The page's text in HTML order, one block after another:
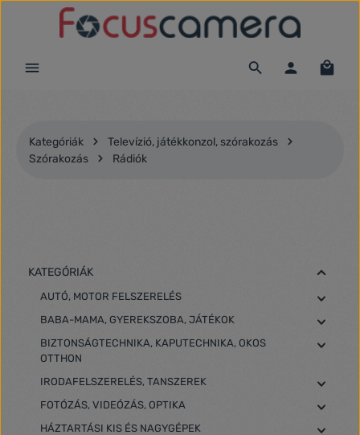
Ugrás a fő tartalomra
Kategóriák
Televízió, játékkonzol, szórakozás
Szórakozás
Rádiók
KATEGÓRIÁK
AUTÓ, MOTOR FELSZERELÉS
BABA-MAMA, GYEREKSZOBA, JÁTÉKOK
BIZTONSÁGTECHNIKA, KAPUTECHNIKA, OKOS
OTTHON
IRODAFELSZERELÉS, TANSZEREK
FOTÓZÁS, VIDEÓZÁS, OPTIKA
HÁZTARTÁSI KIS ÉS NAGYGÉPEK